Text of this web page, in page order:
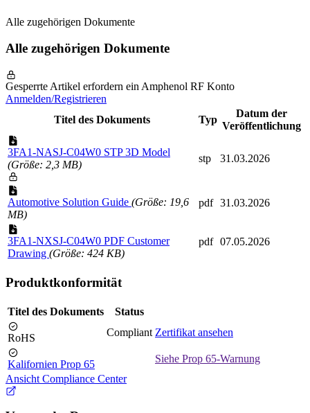
Alle zugehörigen Dokumente
Alle zugehörigen Dokumente
Gesperrte Artikel erfordern ein Amphenol RF Konto
Anmelden/Registrieren
Titel des Dokuments
Typ
Datum der
Veröffentlichung
3FA1-NASJ-C04W0 STP 3D Model
(Größe: 2,3 MB)
stp 31.03.2026
Automotive Solution Guide (Größe: 19,6
MB)
pdf 31.03.2026
3FA1-NXSJ-C04W0 PDF Customer
Drawing (Größe: 424 KB)
pdf 07.05.2026
Produktkonformität
Titel des Dokuments Status
RoHS Compliant Zertifikat ansehen
Kalifornien Prop 65
Siehe Prop 65-Warnung
Ansicht Compliance Center